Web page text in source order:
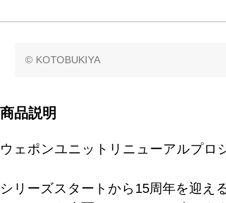
© KOTOBUKIYA
商品説明
ウェポンユニットリニューアルプロ
シリーズスタートから15周年を迎え